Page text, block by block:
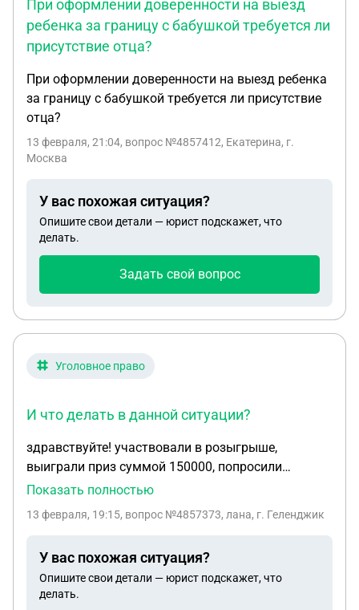
При оформлении доверенности на выезд
ребенка за границу с бабушкой требуется ли
присутствие отца?
При оформлении доверенности на выезд ребенка
за границу с бабушкой требуется ли присутствие
отца?
13 февраля, 21:04, вопрос №4857412, Екатерина, г.
Москва
У вас похожая ситуация?
Опишите свои детали — юрист подскажет, что
делать.
Задать свой вопрос
Уголовное право
И что делать в данной ситуации?
здравствуйте! участвовали в розыгрыше,
выиграли приз суммой 150000, попросили
перевод , так как счет якобы доверительный и без
сумму, перевели деньги 1 раз, перевод был
банка, где банк выдал ответ, что требуется сумма
5000 р, попросили перевести еще 2000 тыс, после
снова перевод отказан, и попросил сумму 5050 р
Показать полностью
13 февраля, 19:15, вопрос №4857373, лана, г. Геленджик
У вас похожая ситуация?
Опишите свои детали — юрист подскажет, что
делать.